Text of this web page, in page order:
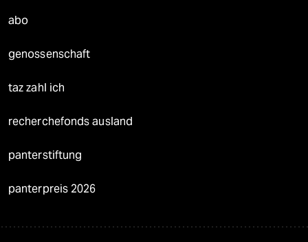
abo
genossenschaft
taz zahl ich
recherchefonds ausland
panterstiftung
panterpreis 2026